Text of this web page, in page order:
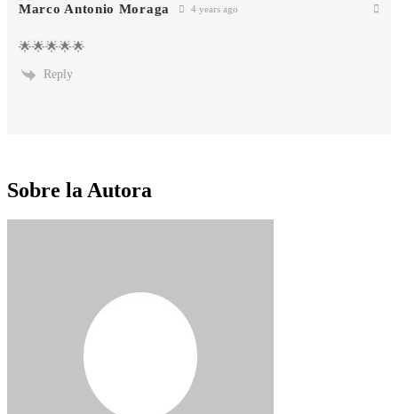
Marco Antonio Moraga 4 years ago
🌟🌟🌟🌟🌟
Reply
Sobre la Autora